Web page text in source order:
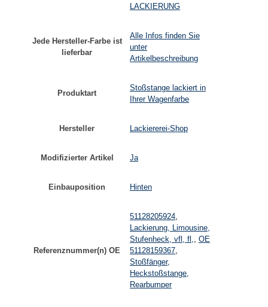
LACKIERUNG
Jede Hersteller-Farbe ist
lieferbar
Alle Infos finden Sie
unter
Artikelbeschreibung
Produktart
Stoßstange lackiert in
Ihrer Wagenfarbe
Hersteller Lackiererei-Shop
Modifizierter Artikel Ja
Einbauposition Hinten
Referenznummer(n) OE
51128205924
Lackierung, Limousine,
Stufenheck, vfl, fl,
OE
51128159367
Stoßfänger,
Heckstoßstange,
Rearbumper